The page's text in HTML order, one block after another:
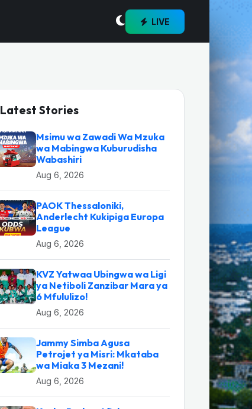
LIVE
Latest Stories
Msimu wa Zawadi Wa Mzuka
wa Mabingwa Kuburudisha
Wabashiri
Aug 6, 2026
PAOK Thessaloniki,
Anderlecht Kukipiga Europa
League
Aug 6, 2026
KVZ Yatwaa Ubingwa wa Ligi
ya Netiboli Zanzibar Mara ya
6 Mfululizo!
Aug 6, 2026
Jammy Simba Agusa
Petrojet ya Misri: Mkataba
wa Miaka 3 Mezani!
Aug 6, 2026